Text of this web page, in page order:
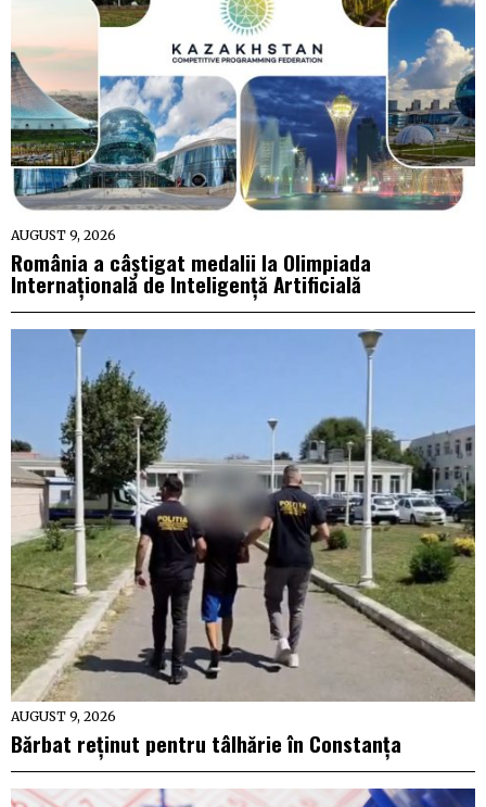
AUGUST 9, 2026
România a câștigat medalii la Olimpiada
Internațională de Inteligență Artificială
AUGUST 9, 2026
Bărbat reținut pentru tâlhărie în Constanța